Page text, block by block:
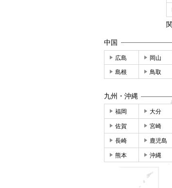
中国
広島 岡山
島根 鳥取
九州・沖縄
福岡 大分
佐賀 宮崎
長崎 鹿児島
熊本 沖縄